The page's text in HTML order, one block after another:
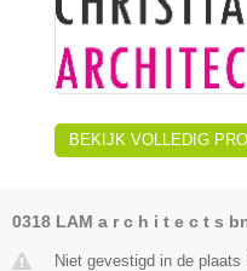
BEKIJK VOLLEDIG
0318 LAM a r c h i t e c t s
Niet gevestigd in de